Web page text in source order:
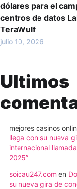
dólares para el
centros de datos
TeraWulf
julio 10, 2026
Ultimos
mejores casinos
llega con su nueva
internacional
2025”
soicau247.com en
su nueva gira de